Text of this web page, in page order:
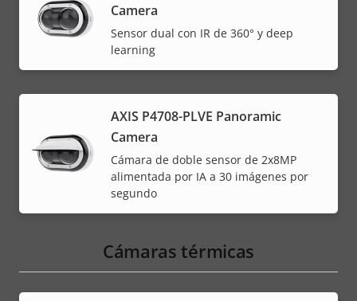
Camera
Sensor dual con IR de 360° y deep
learning
AXIS P4708-PLVE Panoramic
Camera
Cámara de doble sensor de 2x8MP
alimentada por IA a 30 imágenes por
segundo
Cámaras térmicas